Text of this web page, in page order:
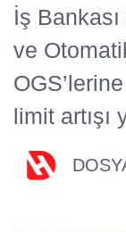
İş
ve
limit artışı